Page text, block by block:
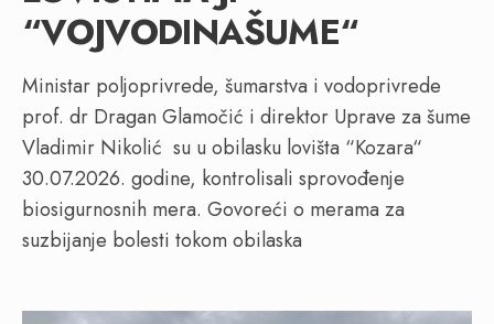
“VOJVODINAŠUME“
Ministar poljoprivrede, šumarstva i vodoprivrede
prof. dr Dragan Glamočić i direktor Uprave za šume
Vladimir Nikolić su u obilasku lovišta “Kozara“
30.07.2026. godine, kontrolisali sprovođenje
biosigurnosnih mera. Govoreći o merama za
suzbijanje bolesti tokom obilaska